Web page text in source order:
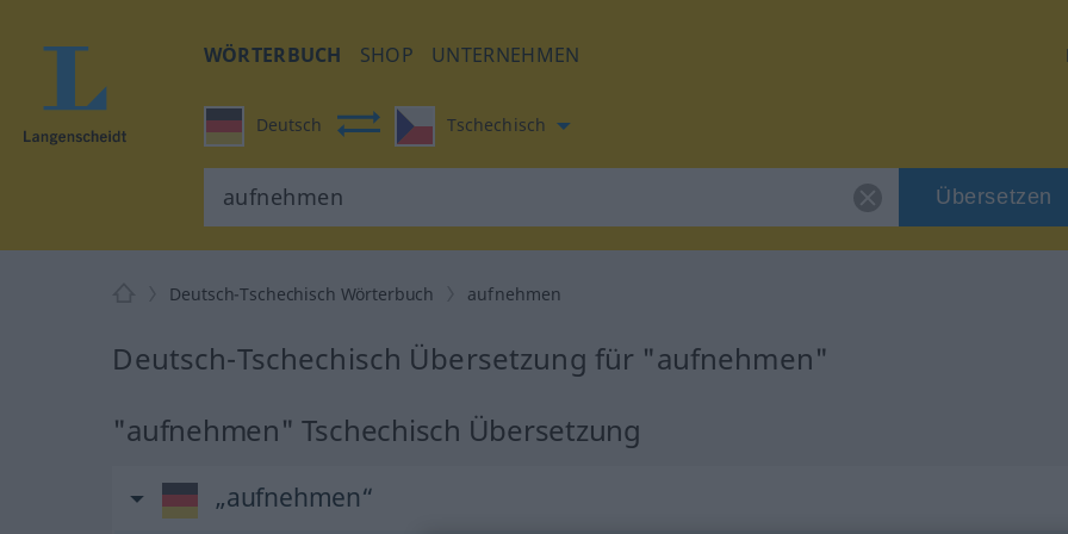
WÖRTERBUCH SHOP UNTERNEHMEN
Deutsch Tschechisch
Übersetzen
Deutsch-Tschechisch Wörterbuch aufnehmen
Deutsch-Tschechisch Übersetzung für "aufnehmen"
"aufnehmen" Tschechisch Übersetzung
„aufnehmen“